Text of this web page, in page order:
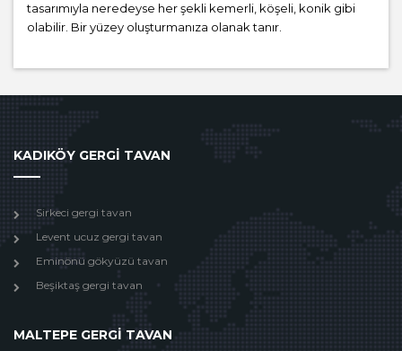
tasarımıyla neredeyse her şekli kemerli, köşeli, konik gibi
olabilir. Bir yüzey oluşturmanıza olanak tanır.
KADIKÖY GERGİ TAVAN
Sirkeci gergi tavan
Levent ucuz gergi tavan
Eminönü gökyüzü tavan
Beşiktaş gergi tavan
MALTEPE GERGİ TAVAN